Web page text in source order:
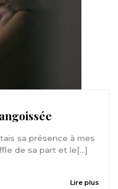
sa présence à mes
de sa part et le[...]
Lire plus